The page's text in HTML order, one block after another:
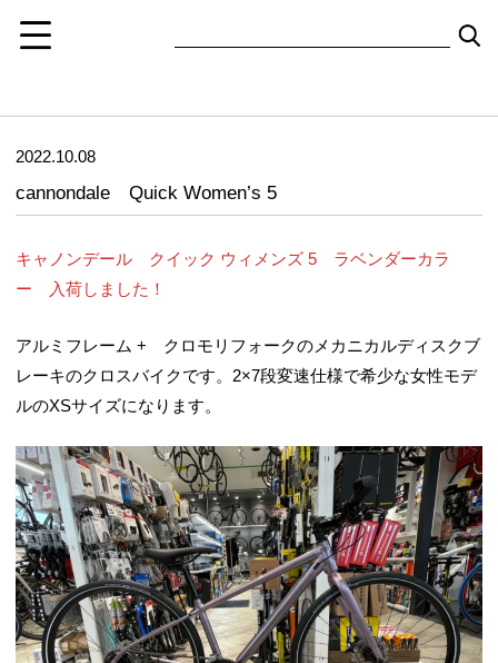
2022.10.08
cannondale Quick Women’s 5
キャノンデール クイック ウィメンズ 5 ラベンダーカラ
ー 入荷しました！
アルミフレーム + クロモリフォークのメカニカルディスクブ
レーキのクロスバイクです。2×7段変速仕様で希少な女性モデ
ルのXSサイズになります。